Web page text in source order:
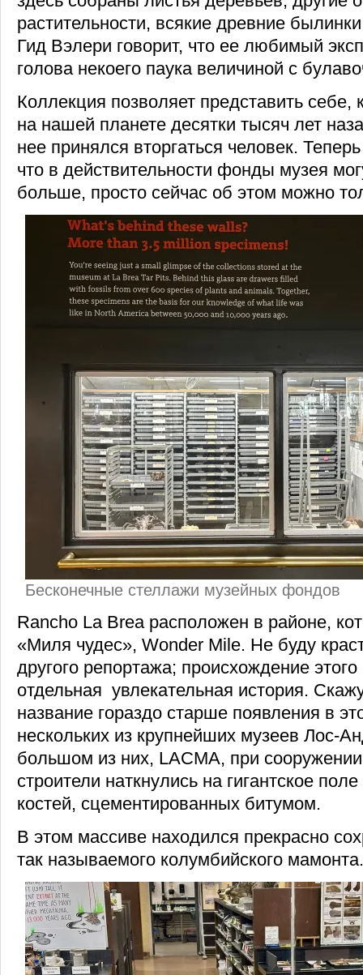
растительности, всякие древние
Гид Вэлери говорит, что ее любимый
голова некоего паука величиной с
Коллекция позволяет представить себе,
на нашей планете десятки тысяч лет
нее принялся вторгаться человек.
что в действительности фонды музея
больше, просто сейчас об этом можно
Бесконечные стеллажи музейных фондов
Rancho La Brea расположен в районе,
«Миля чудес», Wonder Mile. Не буду
другого репортажа; происхождение
отдельная увлекательная история.
название гораздо старше появления в
нескольких из крупнейших музеев Лос-
большом из них, LACMA, при
строители наткнулись на гигантское
костей, сцементированных битумом.
В этом массиве находился прекрасно
так называемого колумбийского мамонта.